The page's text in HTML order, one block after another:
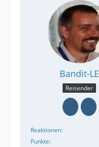
Bandit-LE
Reisender
Reaktionen
Punkte